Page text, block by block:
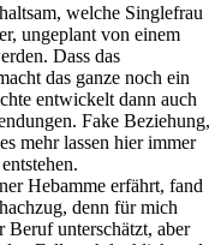
welche Singlefrau
ungeplant von einem
Dass das
das ganze noch ein
entwickelt dann auch
Fake Beziehung,
mehr lassen hier immer
Hebamme erfährt, fand
denn für mich
unterschätzt, aber